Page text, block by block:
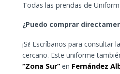
Todas las prendas de
¿Puedo comprar
¡Si! Escríbanos para consultar
cercano. Este uniforme
“Zona Sur”en Fernández